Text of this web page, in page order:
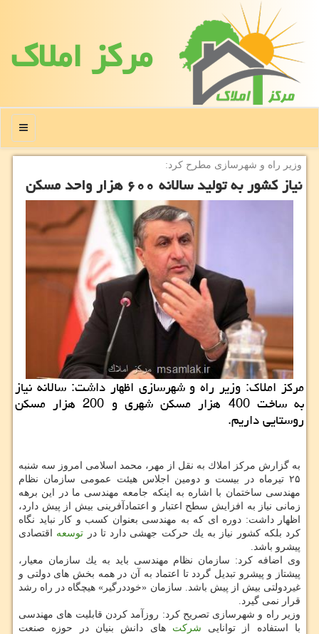
مركز املاك
منو
وزیر راه و شهرسازی مطرح كرد:
نیاز كشور به تولید سالانه ۶۰۰ هزار واحد مسكن
مركز املاك: وزیر راه و شهرسازی اظهار داشت: سالانه نیاز
به ساخت 400 هزار مسكن شهری و 200 هزار مسكن
روستایی داریم.
به گزارش مركز املاك به نقل از مهر، محمد اسلامی امروز سه شنبه
۲۵ تیرماه در بیست و دومین اجلاس هیئت عمومی سازمان نظام
مهندسی ساختمان با اشاره به اینكه جامعه مهندسی ما در این برهه
زمانی نیاز به افزایش سطح اعتبار و اعتمادآفرینی بیش از پیش دارد،
اظهار داشت: دوره ای كه به مهندسی بعنوان كسب و كار نباید نگاه
كرد بلكه كشور نیاز به یك حركت جهشی دارد تا در توسعه اقتصادی
پیشرو باشد.
وی اضافه كرد: سازمان نظام مهندسی باید به یك سازمان معیار،
پیشتاز و پیشرو تبدیل گردد تا اعتماد به آن در همه بخش های دولتی و
غیردولتی بیش از پیش باشد. سازمان «خوددرگیر» هیچگاه در راه رشد
قرار نمی گیرد.
وزیر راه و شهرسازی تصریح كرد: روزآمد كردن قابلیت های مهندسی
با استفاده از توانایی شركت های دانش بنیان در حوزه صنعت